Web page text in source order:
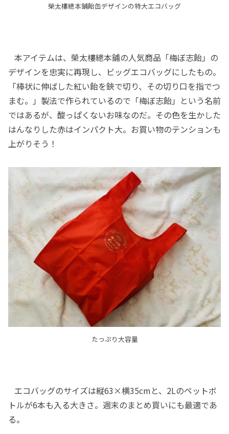
榮太樓總本鋪飴缶デザインの特大エコバッグ
本アイテムは、榮太樓總本鋪の人気商品「梅ぼ志飴」の
デザインを忠実に再現し、ビッグエコバッグにしたもの。
「棒状に伸ばした紅い飴を鋏で切り、その切り口を指でつ
まむ。」製法で作られているので「梅ぼ志飴」という名前
ではあるが、酸っぱくないお味なのだ。その色を生かした
はんなりした赤はインパクト大。お買い物のテンションも
上がりそう！
たっぷり大容量
エコバッグのサイズは縦63×横35cmと、2Lのペットボ
トルが6本も入る大きさ。週末のまとめ買いにも最適であ
る。